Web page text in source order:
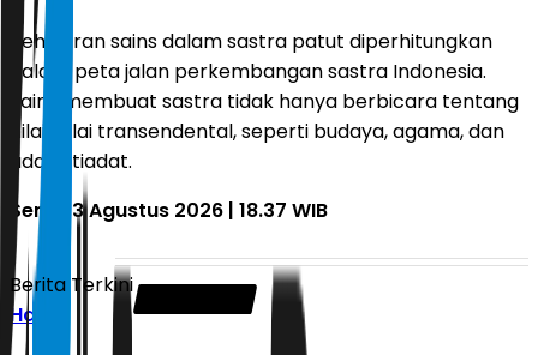
Kehadiran sains dalam sastra patut diperhitungkan
dalam peta jalan perkembangan sastra Indonesia.
Sains membuat sastra tidak hanya berbicara tentang
nilai-nilai transendental, seperti budaya, agama, dan
adat istiadat.
Senin, 3 Agustus 2026 | 18.37 WIB
Berita Terkini
Halte